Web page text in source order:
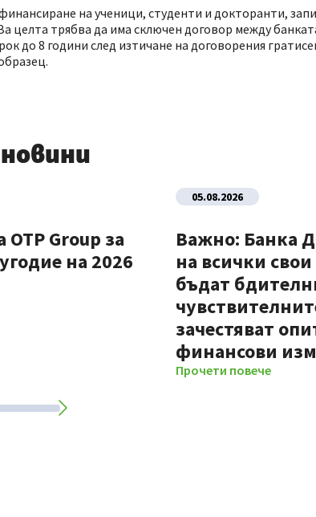
на ученици, студенти и докторанти,
целта трябва да има сключен договор между
до 8 години след изтичане на договорения
OTP Group за
на 2026
05.08.2026
Важно: Банка
на всички
бъдат
зачестяват
финансови
Прочети повече